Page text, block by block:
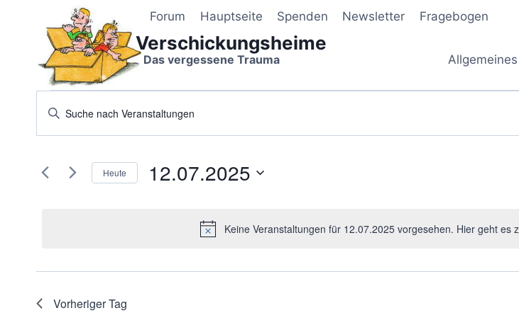
Forum Hauptseite Spenden Newsletter Fragebogen
Verschickungsheime
Das vergessene Trauma Allgemeines
Veranstaltungen
für
12.07.2025
Hinweis
Keine Veranstaltungen für 12.07.2025 vorgesehen. Hier geht es
Veranstaltungen
Suche
und
Bitte
Suche
Heute 12.07.2025
Vorheriger Tag